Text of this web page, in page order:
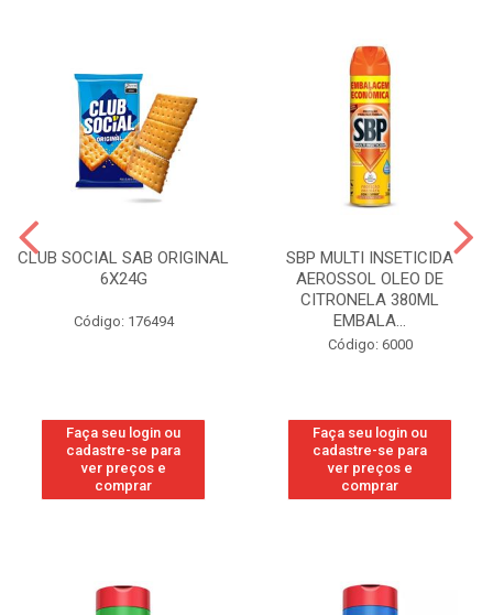
CLUB SOCIAL SAB ORIGINAL
6X24G
Código: 176494
Faça seu login ou
cadastre-se para
ver preços e
comprar
SBP MULTI INSETICIDA
AEROSSOL OLEO DE
CITRONELA 380ML
EMBALA...
Código: 6000
Faça seu login ou
cadastre-se para
ver preços e
comprar